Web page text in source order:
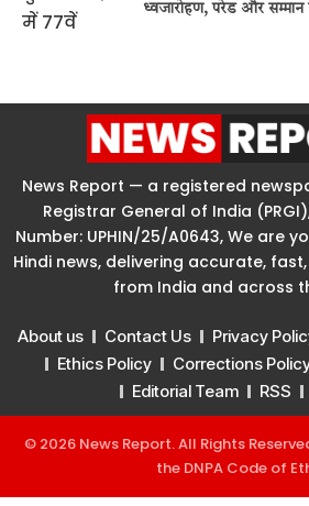
ध्वजारोहण, परेड और सम्मान
News Report — a registered
Registrar General of India
Number: UPHIN/25/A0643, We are
Hindi news, delivering accurate,
from India and across
About us Contact Us Privacy
Ethics Policy
Corrections
Editorial Team
RSS
© 2026 News Report. All Rights
the DNPA Code of